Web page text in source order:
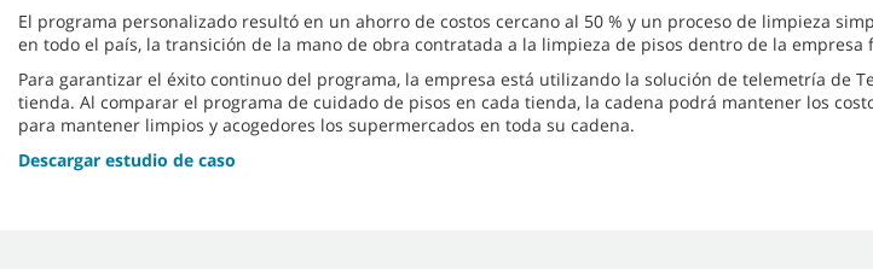
El programa personalizado resultó en un ahorro de costos cercano al 50 % y un proceso de limpieza
en todo el país, la transición de la mano de obra contratada a la limpieza de pisos dentro de la empresa
Para garantizar el éxito continuo del programa, la empresa está utilizando la solución de telemetría de
tienda. Al comparar el programa de cuidado de pisos en cada tienda, la cadena podrá mantener los
para mantener limpios y acogedores los supermercados en toda su cadena.
Descargar estudio de caso